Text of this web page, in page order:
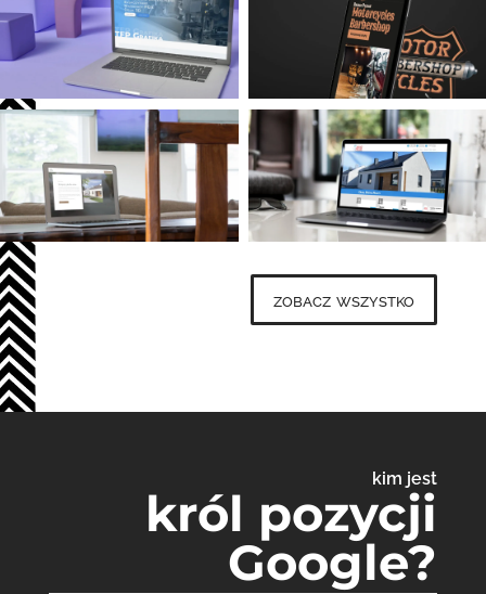
zobacz wszystko
kim jest
król pozycji
Google?